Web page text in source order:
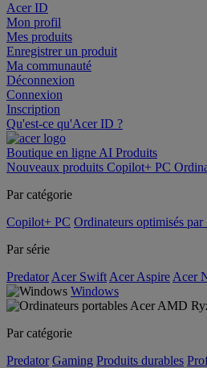
Acer ID
Mon profil
Mes produits
Enregistrer un produit
Ma communauté
Déconnexion
Connexion
Inscription
Qu'est-ce qu'Acer ID ?
Boutique en ligne AI Produits
Nouveaux produits Copilot+ PC
Par catégorie
Copilot+ PC Ordinateurs optimisés
Par série
Predator Acer Swift Acer Aspire Acer
Windows
Par catégorie
Predator Gaming Produits durables